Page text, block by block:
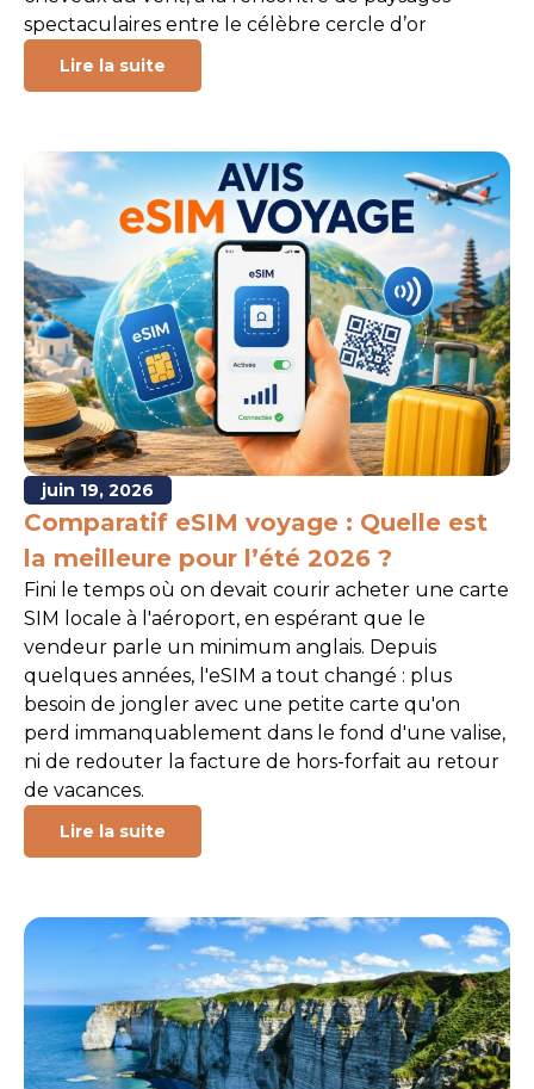
spectaculaires entre le célèbre cercle d’or
Lire la suite
juin 19, 2026
Comparatif eSIM voyage : Quelle est
la meilleure pour l’été 2026 ?
Fini le temps où on devait courir acheter une carte
SIM locale à l'aéroport, en espérant que le
vendeur parle un minimum anglais. Depuis
quelques années, l'eSIM a tout changé : plus
besoin de jongler avec une petite carte qu'on
perd immanquablement dans le fond d'une valise,
ni de redouter la facture de hors-forfait au retour
de vacances.
Lire la suite